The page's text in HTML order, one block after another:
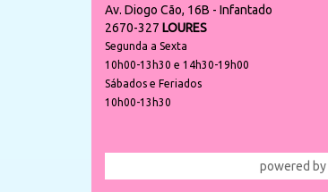
Av. Diogo Cão, 16B - Infantado
2670-327 LOURES
Segunda a Sexta
10h00-13h30 e 14h30-19h00
Sábados e Feriados
10h00-13h30
powered by